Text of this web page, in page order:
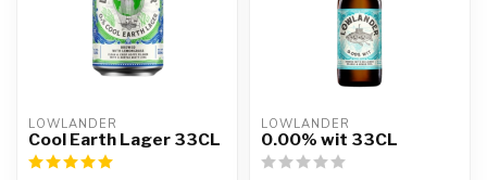
LOWLANDER
Cool Earth Lager 33CL
LOWLANDER
0.00% wit 33CL